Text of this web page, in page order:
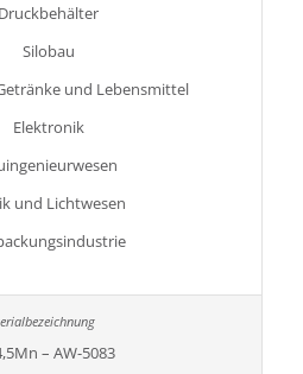
Druckbehälter
Silobau
und Lebensmittel
Elektronik
und Lichtwesen
– AW-5083